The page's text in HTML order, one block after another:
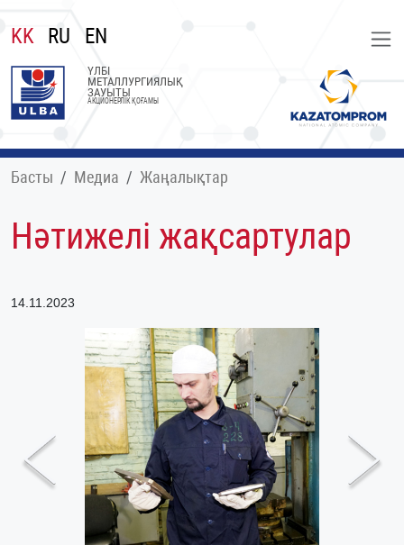
KK RU EN
ҮЛБІ
МЕТАЛЛУРГИЯЛЫҚ
ЗАУЫТЫ
АКЦИОНЕРЛІК ҚОҒАМЫ
Басты Медиа Жаңалықтар
Нәтижелі жақсартулар
14.11.2023
Previous Next